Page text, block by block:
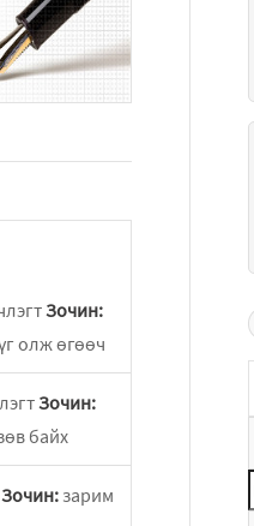
Зочин:
олж өгөөч
Зочин:
байх
Зочин: зарим